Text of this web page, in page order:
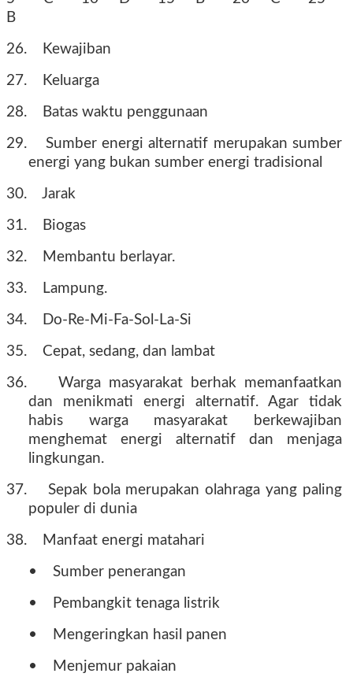
B
26. Kewajiban
27. Keluarga
28. Batas waktu penggunaan
29.
Sumber energi alternatif merupakan sumber
energi yang bukan sumber energi tradisional
30. Jarak
31. Biogas
32. Membantu berlayar.
33. Lampung.
34. Do-Re-Mi-Fa-Sol-La-Si
35. Cepat, sedang, dan lambat
36.
Warga masyarakat berhak memanfaatkan
dan menikmati energi alternatif. Agar tidak
habis warga masyarakat berkewajiban
menghemat energi alternatif dan menjaga
lingkungan.
37.
Sepak bola merupakan olahraga yang paling
populer di dunia
38. Manfaat energi matahari
• Sumber penerangan
• Pembangkit tenaga listrik
• Mengeringkan hasil panen
• Menjemur pakaian